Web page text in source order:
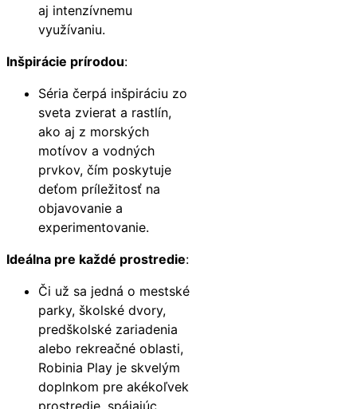
aj intenzívnemu
využívaniu.
Inšpirácie prírodou:
Séria čerpá inšpiráciu zo
sveta zvierat a rastlín,
ako aj z morských
motívov a vodných
prvkov, čím poskytuje
deťom príležitosť na
objavovanie a
experimentovanie.
Ideálna pre každé prostredie:
Či už sa jedná o mestské
parky, školské dvory,
predškolské zariadenia
alebo rekreačné oblasti,
Robinia Play je skvelým
doplnkom pre akékoľvek
prostredie, spájajúc